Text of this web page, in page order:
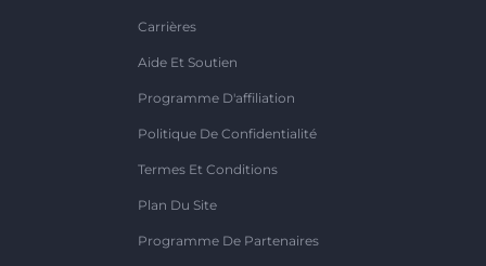
Carrières
Aide Et Soutien
Programme D'affiliation
Politique De Confidentialité
Termes Et Conditions
Plan Du Site
Programme De Partenaires